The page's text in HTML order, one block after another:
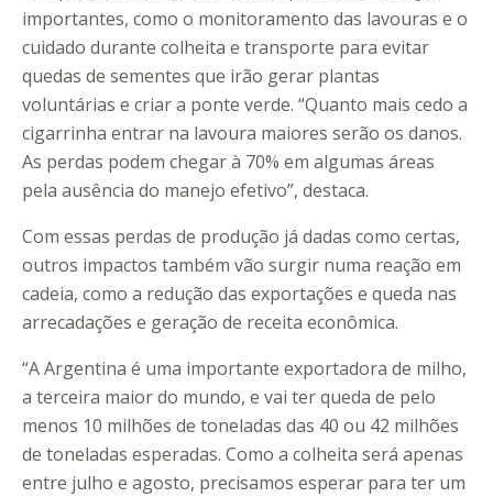
importantes, como o monitoramento das lavouras e o
cuidado durante colheita e transporte para evitar
quedas de sementes que irão gerar plantas
voluntárias e criar a ponte verde. “Quanto mais cedo a
cigarrinha entrar na lavoura maiores serão os danos.
As perdas podem chegar à 70% em algumas áreas
pela ausência do manejo efetivo”, destaca.
Com essas perdas de produção já dadas como certas,
outros impactos também vão surgir numa reação em
cadeia, como a redução das exportações e queda nas
arrecadações e geração de receita econômica.
“A Argentina é uma importante exportadora de milho,
a terceira maior do mundo, e vai ter queda de pelo
menos 10 milhões de toneladas das 40 ou 42 milhões
de toneladas esperadas. Como a colheita será apenas
entre julho e agosto, precisamos esperar para ter um